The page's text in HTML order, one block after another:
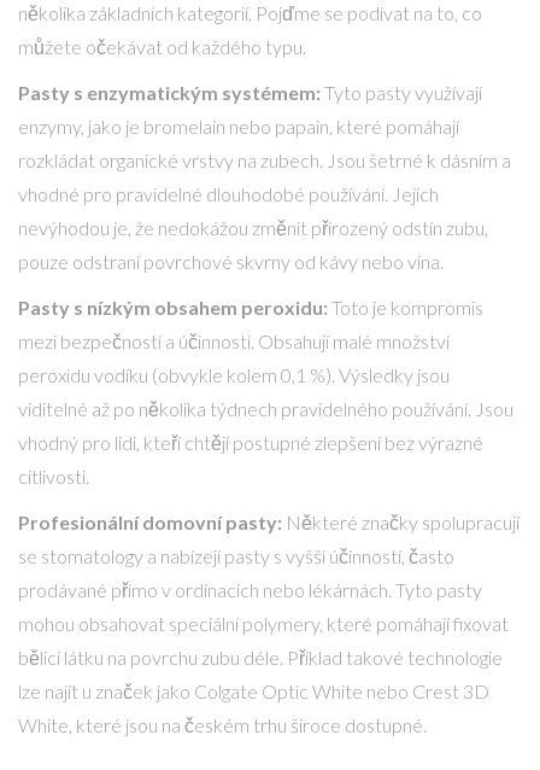
několika základních kategorií. Pojďme se podívat na to, co
můžete očekávat od každého typu.
Pasty s enzymatickým systémem: Tyto pasty využívají
enzymy, jako je bromelain nebo papain, které pomáhají
rozkládat organické vrstvy na zubech. Jsou šetrné k dásním a
vhodné pro pravidelné dlouhodobé používání. Jejich
nevýhodou je, že nedokážou změnit přirozený odstín zubu,
pouze odstraní povrchové skvrny od kávy nebo vína.
Pasty s nízkým obsahem peroxidu: Toto je kompromis
mezi bezpečností a účinností. Obsahují malé množství
peroxidu vodíku (obvykle kolem 0,1 %). Výsledky jsou
viditelné až po několika týdnech pravidelného používání. Jsou
vhodný pro lidi, kteří chtějí postupné zlepšení bez výrazné
citlivosti.
Profesionální domovní pasty: Některé značky spolupracují
se stomatology a nabízejí pasty s vyšší účinností, často
prodávané přímo v ordinacích nebo lékárnách. Tyto pasty
mohou obsahovat speciální polymery, které pomáhají fixovat
bělicí látku na povrchu zubu déle. Příklad takové technologie
lze najít u značek jako Colgate Optic White nebo Crest 3D
White, které jsou na českém trhu široce dostupné.